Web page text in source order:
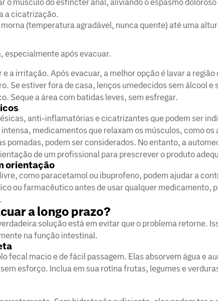
o músculo do esfíncter anal, aliviando o espasmo
a cicatrização.
(temperatura agradável, nunca quente) até uma
especialmente após evacuar.
a irritação. Após evacuar, a melhor opção é lavar a região
Se estiver fora de casa, lenços umedecidos sem álcool e
Seque a área com batidas leves, sem esfregar.
anti-inflamatórias e cicatrizantes que podem ser
medicamentos que relaxam os músculos, como os
pomadas, podem ser considerados. No entanto, a
de um profissional para prescrever o produto
orientação
como paracetamol ou ibuprofeno, podem ajudar a
ou farmacêutico antes de usar qualquer medicamento,
a longo prazo?
solução está em evitar que o problema retorne.
na função intestinal.
fecal macio e de fácil passagem. Elas absorvem água e
esforço. Inclua em sua rotina frutas, legumes e